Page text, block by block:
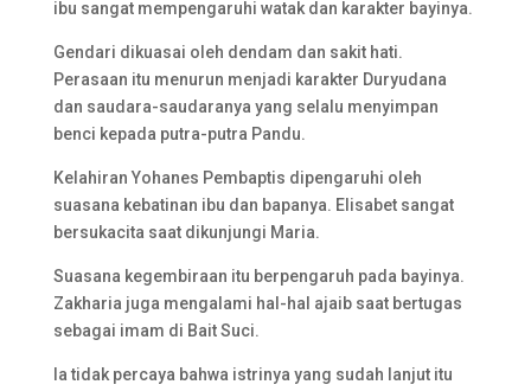
ibu sangat mempengaruhi watak dan karakter bayinya.
Gendari dikuasai oleh dendam dan sakit hati.
Perasaan itu menurun menjadi karakter Duryudana
dan saudara-saudaranya yang selalu menyimpan
benci kepada putra-putra Pandu.
Kelahiran Yohanes Pembaptis dipengaruhi oleh
suasana kebatinan ibu dan bapanya. Elisabet sangat
bersukacita saat dikunjungi Maria.
Suasana kegembiraan itu berpengaruh pada bayinya.
Zakharia juga mengalami hal-hal ajaib saat bertugas
sebagai imam di Bait Suci.
Ia tidak percaya bahwa istrinya yang sudah lanjut itu